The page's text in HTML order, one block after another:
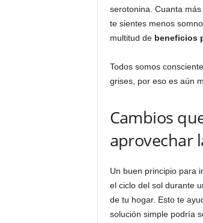
serotonina. Cuanta
te sientes menos
multitud de beneficios
Todos somos
grises, por eso es aún
Cambios
aprovechar
Un buen principio para
el ciclo del sol durante
de tu hogar. Esto te
solución simple podría